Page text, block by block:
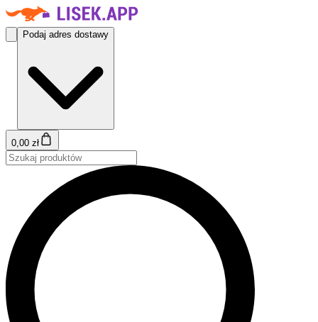
Podaj adres dostawy
0,00 zł